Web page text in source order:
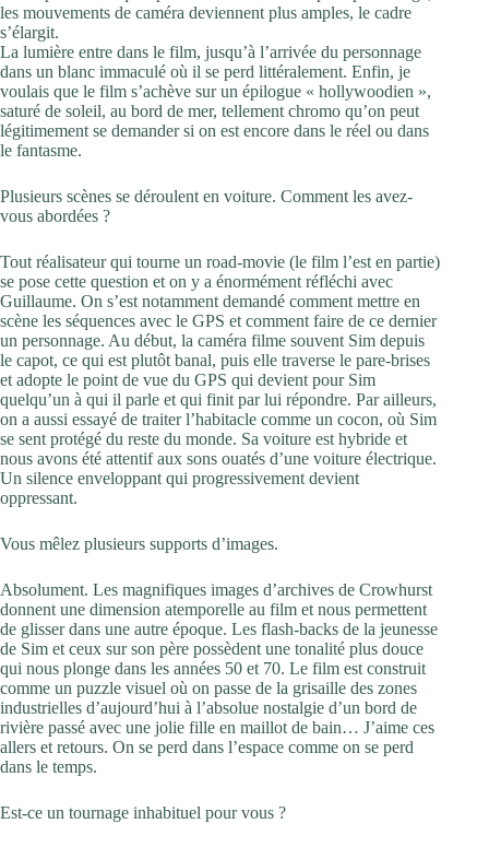
les mouvements de caméra deviennent plus amples, le cadre
s’élargit.
La lumière entre dans le film, jusqu’à l’arrivée du personnage
dans un blanc immaculé où il se perd littéralement. Enfin, je
voulais que le film s’achève sur un épilogue « hollywoodien »,
saturé de soleil, au bord de mer, tellement chromo qu’on peut
légitimement se demander si on est encore dans le réel ou dans
le fantasme.
Plusieurs scènes se déroulent en voiture. Comment les avez-
vous abordées ?
Tout réalisateur qui tourne un road-movie (le film l’est en partie)
se pose cette question et on y a énormément réfléchi avec
Guillaume. On s’est notamment demandé comment mettre en
scène les séquences avec le GPS et comment faire de ce dernier
un personnage. Au début, la caméra filme souvent Sim depuis
le capot, ce qui est plutôt banal, puis elle traverse le pare-brises
et adopte le point de vue du GPS qui devient pour Sim
quelqu’un à qui il parle et qui finit par lui répondre. Par ailleurs,
on a aussi essayé de traiter l’habitacle comme un cocon, où Sim
se sent protégé du reste du monde. Sa voiture est hybride et
nous avons été attentif aux sons ouatés d’une voiture électrique.
Un silence enveloppant qui progressivement devient
oppressant.
Vous mêlez plusieurs supports d’images.
Absolument. Les magnifiques images d’archives de Crowhurst
donnent une dimension atemporelle au film et nous permettent
de glisser dans une autre époque. Les flash-backs de la jeunesse
de Sim et ceux sur son père possèdent une tonalité plus douce
qui nous plonge dans les années 50 et 70. Le film est construit
comme un puzzle visuel où on passe de la grisaille des zones
industrielles d’aujourd’hui à l’absolue nostalgie d’un bord de
rivière passé avec une jolie fille en maillot de bain… J’aime ces
allers et retours. On se perd dans l’espace comme on se perd
dans le temps.
Est-ce un tournage inhabituel pour vous ?